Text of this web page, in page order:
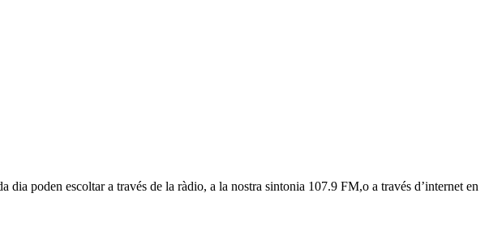
poden escoltar a través de la ràdio, a la nostra sintonia 107.9 FM,o a través d’internet en